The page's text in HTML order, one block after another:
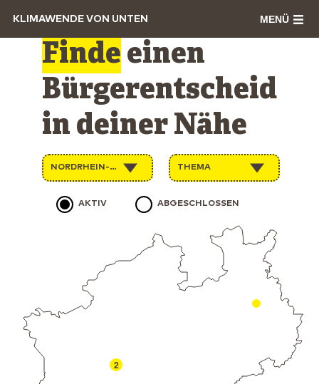
KLIMAWENDE VON UNTEN MENÜ
2
Finde einen
Bürgerentscheid
in deiner Nähe
NORDRHEIN-WESTFALEN THEMA
AKTIV ABGESCHLOSSEN